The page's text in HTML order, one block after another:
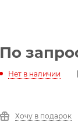
По
Нет в наличии
Хочу в подарок